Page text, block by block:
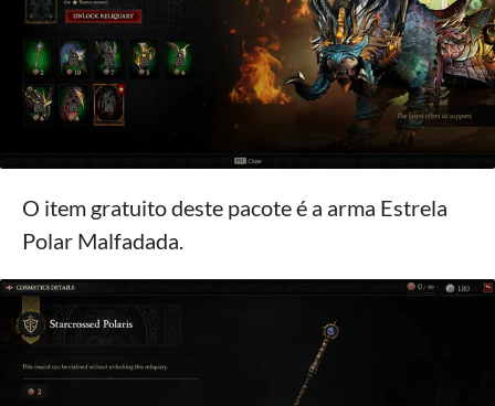
O item gratuito deste pacote é a arma Estrela
Polar Malfadada.